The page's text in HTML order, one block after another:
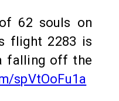
62 souls on
flight 2283 is
falling off the
spVtOoFu1a